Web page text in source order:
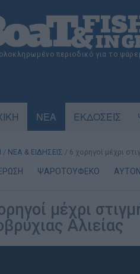
περιοδικό για το
ΝΕΑ ΕΚΔΟΣΕΙΣ
/ ΝΕΑ & ΕΙΔΗΣΕΙΣ / 6 χορηγοί μέχρι
ΨΑΡΟΤΟΥΦΕΚΟ
μέχρι
Αλιείας